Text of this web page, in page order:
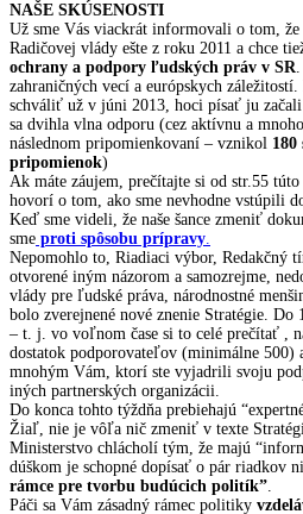
NAŠE SKÚSENOSTI
Už sme Vás viackrát informovali o tom,
Radičovej vlády ešte z roku 2011 a chce
ochrany a podpory ľudských práv v SR.
zahraničných vecí a európskych
schváliť už v júni 2013, hoci písať ju
sa dvihla vlna odporu (cez aktívnu a
následnom pripomienkovaní – vznikol
pripomienok)
Ak máte záujem, prečítajte si od str.55 túto
hovorí o tom, ako sme nevhodne vstúpili
Keď sme videli, že naše šance zmeniť
sme proti spôsobu prípravy.
Nepomohlo to, Riadiaci výbor, Redakčný
otvorené iným názorom a samozrejme,
vlády pre ľudské práva, národnostné
bolo zverejnené nové znenie Stratégie.
– t. j. vo voľnom čase si to celé prečítať ,
dostatok podporovateľov (minimálne 500)
mnohým Vám, ktorí ste vyjadrili svoju
iných partnerských organizácii.
Do konca tohto týždňa prebiehajú
Žiaľ, nie je vôľa nič zmeniť v texte
Ministerstvo chlácholí tým, že majú
dúškom je schopné dopísať o pár riadkov
rámce pre tvorbu budúcich politík”.
Páči sa Vám zásadný rámec politiky